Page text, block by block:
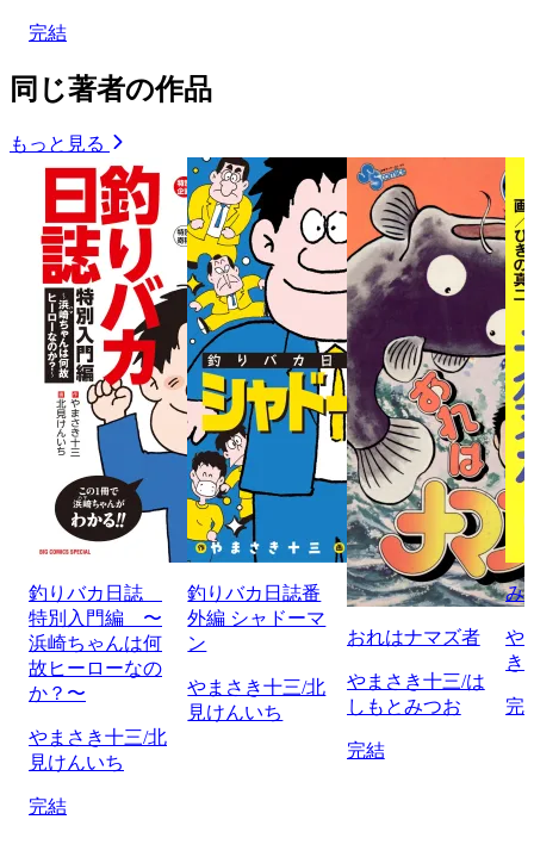
完結
同じ著者の作品
もっと見る
釣りバカ日誌
特別入門編 〜
浜崎ちゃんは何
故ヒーローなの
か？〜
やまさき十三/北
見けんいち
完結
釣りバカ日誌番
外編 シャドーマ
ン
やまさき十三/北
見けんいち
おれはナマズ者
やまさき十三/は
しもとみつお
完結
み
や
き
完